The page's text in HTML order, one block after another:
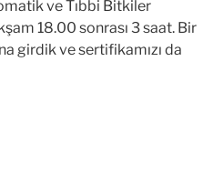
ve Tıbbi Bitkiler
18.00 sonrası 3 saat. Bir
girdik ve sertifikamızı da